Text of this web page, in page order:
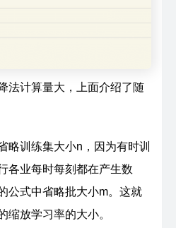
法计算量大，上面介绍了随
略训练集大小n，因为有时训
各业每时每刻都在产生数
公式中省略批大小m。这就
缩放学习率的大小。